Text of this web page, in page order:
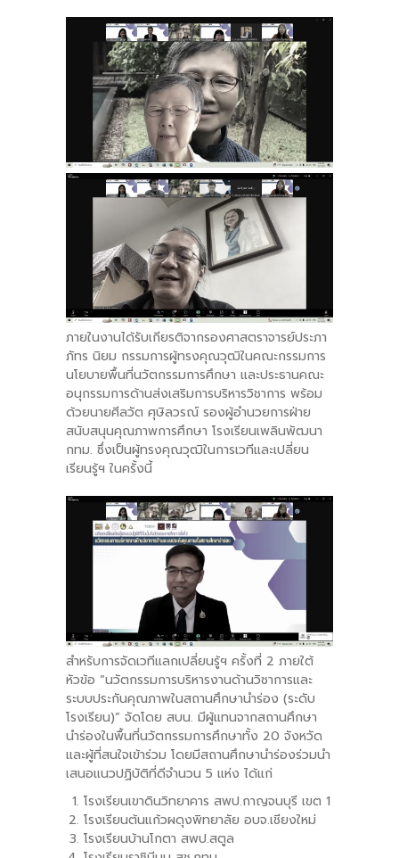
ภายในงานได้รับเกียรติจากรองศาสตราจารย์ประภา
ภัทร นิยม กรรมการผู้ทรงคุณวุฒิในคณะกรรมการ
นโยบายพื้นที่นวัตกรรมการศึกษา และประธานคณะ
อนุกรรมการด้านส่งเสริมการบริหารวิชาการ พร้อม
ด้วยนายศีลวัต ศุษิลวรณ์ รองผู้อำนวยการฝ่าย
สนับสนุนคุณภาพการศึกษา โรงเรียนเพลินพัฒนา
กทม. ซึ่งเป็นผู้ทรงคุณวุฒิในการเวทีและเปลี่ยน
เรียนรู้ฯ ในครั้งนี้
สำหรับการจัดเวทีแลกเปลี่ยนรู้ฯ ครั้งที่ 2 ภายใต้
หัวข้อ “นวัตกรรมการบริหารงานด้านวิชาการและ
ระบบประกันคุณภาพในสถานศึกษานำร่อง (ระดับ
โรงเรียน)” จัดโดย สบน. มีผู้แทนจากสถานศึกษา
นำร่องในพื้นที่นวัตกรรมการศึกษาทั้ง 20 จังหวัด
และผู้ที่สนใจเข้าร่วม โดยมีสถานศึกษานำร่องร่วมนำ
เสนอแนวปฏิบัติที่ดีจำนวน 5 แห่ง ได้แก่
โรงเรียนเขาดินวิทยาคาร สพป.กาญจนบุรี เขต 1
โรงเรียนต้นแก้วผดุงพิทยาลัย อบจ.เชียงใหม่
โรงเรียนบ้านโกตา สพป.สตูล